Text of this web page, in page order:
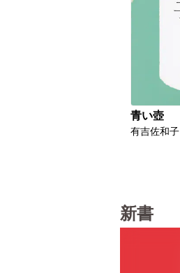
青い壺
有吉佐和子
新書